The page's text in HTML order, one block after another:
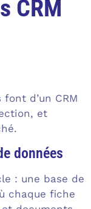
CRM
d’un CRM
et
données
: une base de
chaque fiche